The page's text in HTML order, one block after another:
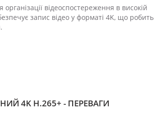
відеоспостереження в високій
запис відео у форматі 4K, що робить
4K H.265+ - ПЕРЕВАГИ